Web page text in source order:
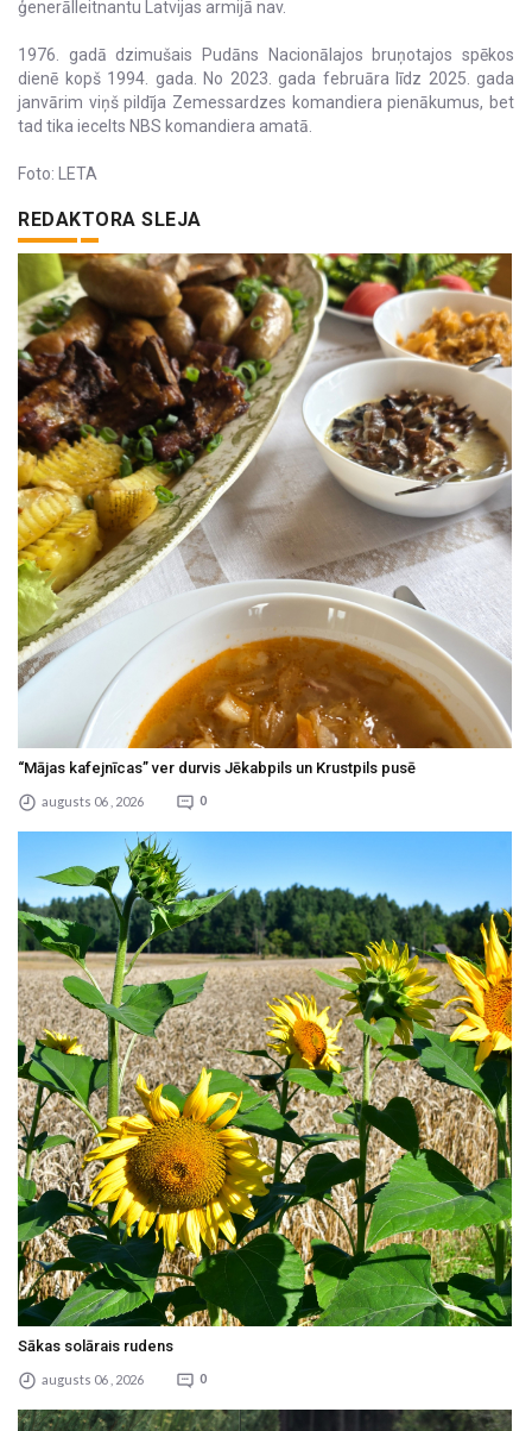
ģenerālleitnantu Latvijas armijā nav.
1976. gadā dzimušais Pudāns Nacionālajos bruņotajos spēkos
dienē kopš 1994. gada. No 2023. gada februāra līdz 2025. gada
janvārim viņš pildīja Zemessardzes komandiera pienākumus, bet
tad tika iecelts NBS komandiera amatā.
Foto: LETA
REDAKTORA SLEJA
“Mājas kafejnīcas” ver durvis Jēkabpils un Krustpils pusē
augusts 06 , 2026 0
Sākas solārais rudens
augusts 06 , 2026 0